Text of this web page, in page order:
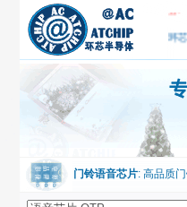
环
门铃语音芯片: 高品质